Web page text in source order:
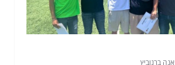
אנה ברנוביץ